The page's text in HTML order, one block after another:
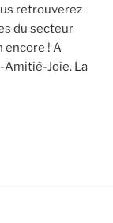
retrouverez
du secteur
encore ! A
Amitié-Joie. La